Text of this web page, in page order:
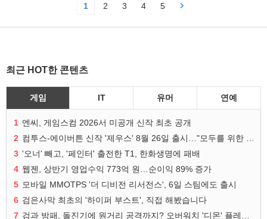
1 2 3 4 5
최근 HOT한 콘텐츠
게임 IT 유머 연예
1 엔씨, 게임스컴 2026서 미공개 신작 최초 공개
2
3 '오너' 빼고, '페인터' 출전한 T1, 한화생명에 패배
4 웹젠, 상반기 영업수익 773억 원…순이익 89% 증가
5 모바일 MMOTPS '더 디비전 리서전스', 6일 스팀에도 출시
6 검은사막 최초의 '하이퍼 부스트', 직접 해봤습니다
7